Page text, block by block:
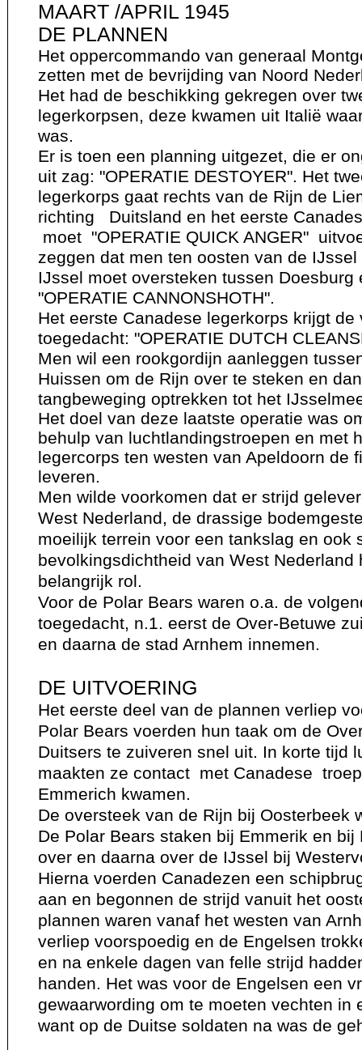
MAART /APRIL 1945
DE PLANNEN
Het oppercommando van generaal
zetten met de bevrijding van Noord
Het had de beschikking gekregen over
legerkorpsen, deze kwamen uit Italië
was.
Er is toen een planning uitgezet, die er
uit zag: "OPERATIE DESTOYER". Het
legerkorps gaat rechts van de Rijn de
richting Duitsland en het eerste
moet "OPERATIE QUICK ANGER"
zeggen dat men ten oosten van de
IJssel moet oversteken tussen Doesburg
"OPERATIE CANNONSHOTH".
Het eerste Canadese legerkorps krijgt de
toegedacht: "OPERATIE DUTCH
Men wil een rookgordijn aanleggen
Huissen om de Rijn over te steken en
tangbeweging optrekken tot het
Het doel van deze laatste operatie was
behulp van luchtlandingstroepen en met
legercorps ten westen van Apeldoorn de
leveren.
Men wilde voorkomen dat er strijd
West Nederland, de drassige
moeilijk terrein voor een tankslag en ook
bevolkingsdichtheid van West Nederland
belangrijk rol.
Voor de Polar Bears waren o.a. de
toegedacht, n.1. eerst de Over-Betuwe
en daarna de stad Arnhem innemen.
DE UITVOERING
Het eerste deel van de plannen verliep
Polar Bears voerden hun taak om de
Duitsers te zuiveren snel uit. In korte tijd
maakten ze contact met Canadese
Emmerich kwamen.
De oversteek van de Rijn bij Oosterbeek
De Polar Bears staken bij Emmerik en bij
over en daarna over de IJssel bij
Hierna voerden Canadezen een
aan en begonnen de strijd vanuit het
plannen waren vanaf het westen van
verliep voorspoedig en de Engelsen
en na enkele dagen van felle strijd
handen. Het was voor de Engelsen een
gewaarwording om te moeten vechten in
want op de Duitse soldaten na was de